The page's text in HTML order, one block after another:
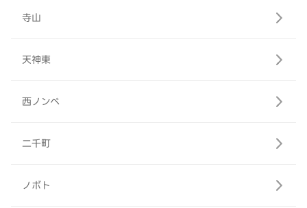
寺山
天神東
西ノンベ
二千町
ノボト